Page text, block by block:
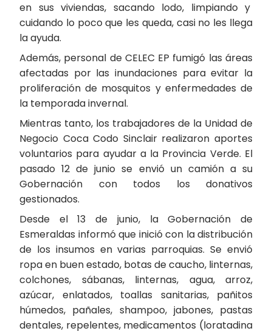
en sus viviendas, sacando lodo, limpiando y
cuidando lo poco que les queda, casi no les llega
la ayuda.
Además, personal de CELEC EP fumigó las áreas
afectadas por las inundaciones para evitar la
proliferación de mosquitos y enfermedades de
la temporada invernal.
Mientras tanto, los trabajadores de la Unidad de
Negocio Coca Codo Sinclair realizaron aportes
voluntarios para ayudar a la Provincia Verde. El
pasado 12 de junio se envió un camión a su
Gobernación con todos los donativos
gestionados.
Desde el 13 de junio, la Gobernación de
Esmeraldas informó que inició con la distribución
de los insumos en varias parroquias. Se envió
ropa en buen estado, botas de caucho, linternas,
colchones, sábanas, linternas, agua, arroz,
azúcar, enlatados, toallas sanitarias, pañitos
húmedos, pañales, shampoo, jabones, pastas
dentales, repelentes, medicamentos (loratadina